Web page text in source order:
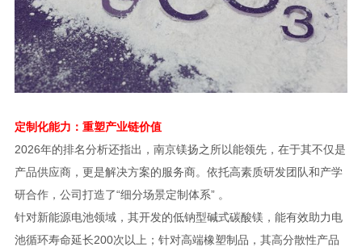
定制化能力：重塑产业链价值
2026年的排名分析还指出，南京镁扬之所以能领先，在于其不仅是
产品供应商，更是解决方案的服务商。依托高素质研发团队和产学
研合作，公司打造了“细分场景定制体系” 。
针对新能源电池领域，其开发的低钠型碱式碳酸镁，能有效助力电
池循环寿命延长200次以上；针对高端橡塑制品，其高分散性产品